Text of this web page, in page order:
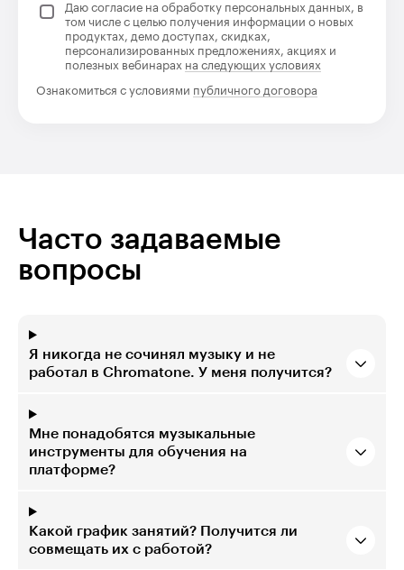
Даю согласие на обработку персональных данных, в
том числе с целью получения информации о новых
продуктах, демо доступах, скидках,
персонализированных предложениях, акциях и
полезных вебинарах на следующих условиях
Ознакомиться с условиями публичного договора
Часто задаваемые
вопросы
Я никогда не сочинял музыку и не
работал в Chromatone. У меня получится?
Мне понадобятся музыкальные
инструменты для обучения на
платформе?
Какой график занятий? Получится ли
совмещать их с работой?